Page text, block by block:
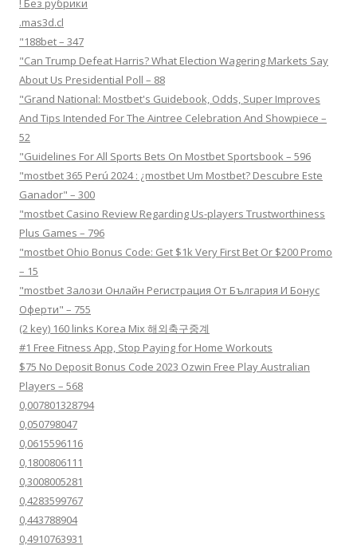
! Без рубрики
.mas3d.cl
"188bet – 347
"Can Trump Defeat Harris? What Election Wagering Markets Say
About Us Presidential Poll – 88
"Grand National: Mostbet's Guidebook, Odds, Super Improves
And Tips Intended For The Aintree Celebration And Showpiece –
52
"Guidelines For All Sports Bets On Mostbet Sportsbook – 596
"mostbet 365 Perú 2024 ️: ¿mostbet Um Mostbet? Descubre Este
Ganador" – 300
"mostbet Casino Review Regarding Us-players Trustworthiness
Plus Games – 796
"mostbet Ohio Bonus Code: Get $1k Very First Bet Or $200 Promo
– 15
"mostbet Залози Онлайн Регистрация От България И Бонус
Оферти" – 755
(2 key) 160 links Korea Mix 해외축구중계
#1 Free Fitness App, Stop Paying for Home Workouts
$75 No Deposit Bonus Code 2023 Ozwin Free Play Australian
Players – 568
0,007801328794
0,050798047
0,0615596116
0,1800806111
0,3008005281
0,4283599767
0,443788904
0,4910763931